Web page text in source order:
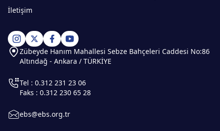
İletişim
Zübeyde Hanım Mahallesi Sebze Bahçeleri Caddesi No:86
Altındağ - Ankara / TÜRKİYE
Tel : 0.312 231 23 06
Faks : 0.312 230 65 28
ebs@ebs.org.tr